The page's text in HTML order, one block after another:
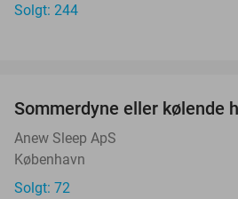
Solgt: 244
Sommerdyne eller kølende
Anew Sleep ApS
København
Solgt: 72